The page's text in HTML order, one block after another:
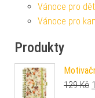
Vánoce pro
Vánoce pro
Produkty
129Kč